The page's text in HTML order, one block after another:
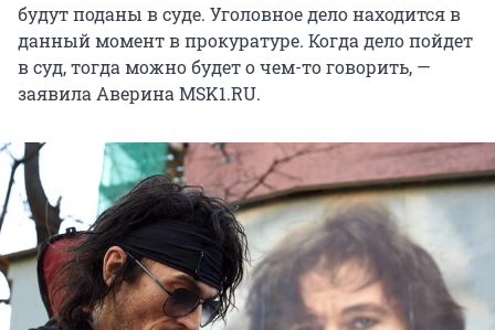
будут поданы в суде. Уголовное дело находится в
данный момент в прокуратуре. Когда дело пойдет
в суд, тогда можно будет о чем-то говорить, —
заявила Аверина MSK1.RU.